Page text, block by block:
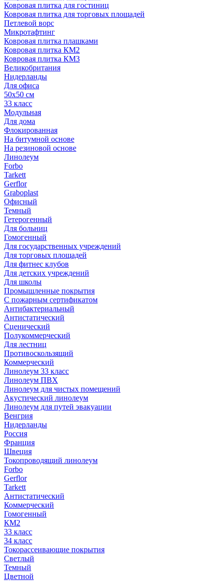
Ковровая плитка для гостиниц
Ковровая плитка для торговых площадей
Петлевой ворс
Микротафтинг
Ковровая плитка плашками
Ковровая плитка КМ2
Ковровая плитка КМ3
Великобритания
Нидерланды
Для офиса
50х50 см
33 класс
Модульная
Для дома
Флокированная
На битумной основе
На резиновой основе
Линолеум
Forbo
Tarkett
Gerflor
Graboplast
Офисный
Темный
Гетерогенный
Для больниц
Гомогенный
Для государственных учреждений
Для торговых площадей
Для фитнес клубов
Для детских учреждений
Для школы
Промышленные покрытия
С пожарным сертификатом
Антибактериальный
Антистатический
Сценический
Полукоммерческий
Для лестниц
Противоскользящий
Коммерческий
Линолеум 33 класс
Линолеум ПВХ
Линолеум для чистых помещений
Акустический линолеум
Линолеум для путей эвакуации
Венгрия
Нидерланды
Россия
Франция
Швеция
Токопроводящий линолеум
Forbo
Gerflor
Tarkett
Антистатический
Коммерческий
Гомогенный
КМ2
33 класс
34 класс
Токорассеивающие покрытия
Светлый
Темный
Цветной